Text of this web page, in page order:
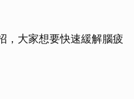
，大家想要快速緩解腦疲